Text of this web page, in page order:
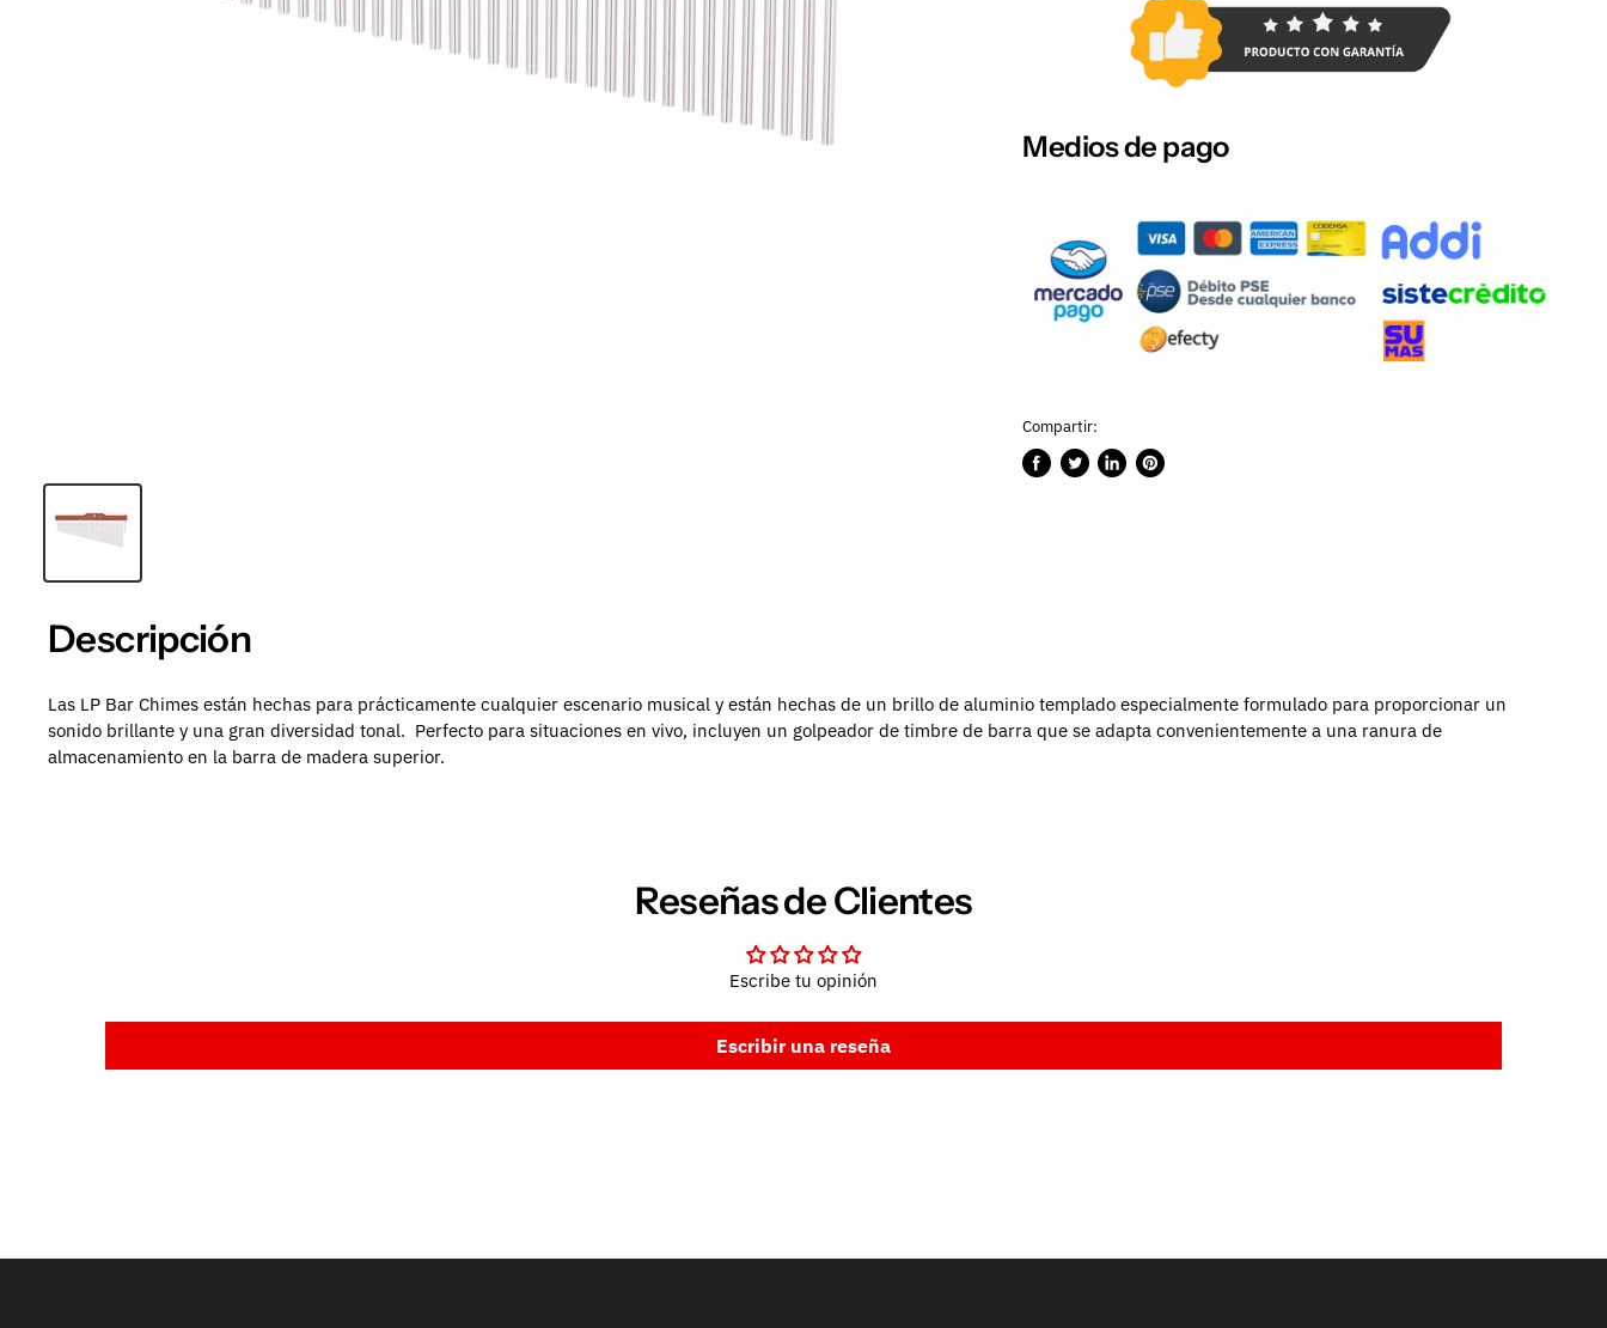
Medios de pago
Compartir:
CompartirPublicarCompartirGuardar
Descripción
Las LP Bar Chimes están hechas para prácticamente cualquier escenario musical y están hechas de un brillo de aluminio templado especialmente formulado para proporcionar un
sonido brillante y una gran diversidad tonal. Perfecto para situaciones en vivo, incluyen un golpeador de timbre de barra que se adapta convenientemente a una ranura de
almacenamiento en la barra de madera superior.
Reseñas de Clientes
Escribe tu opinión
Escribir una reseña